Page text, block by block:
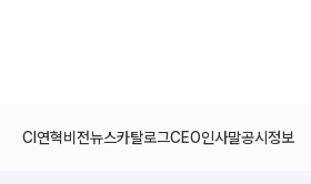
CI연혁비전뉴스카탈로그CEO인사말공시정보